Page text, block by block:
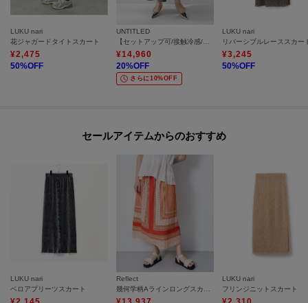
LUKU nari
花ジャガードタイトスカート
¥2,475
50%OFF
UNTITLED
【セットアップ可/接触冷感/遮熱】リラクシーフレアスカート
¥14,960
20%OFF
さらに10%OFF
LUKU nari
リバーシブルレーススカー
¥3,245
50%OFF
セールアイテムからのおすすめ
LUKU nari
ベロアプリーツスカート
Reflect
LUKU nari
フリンジニットスカート